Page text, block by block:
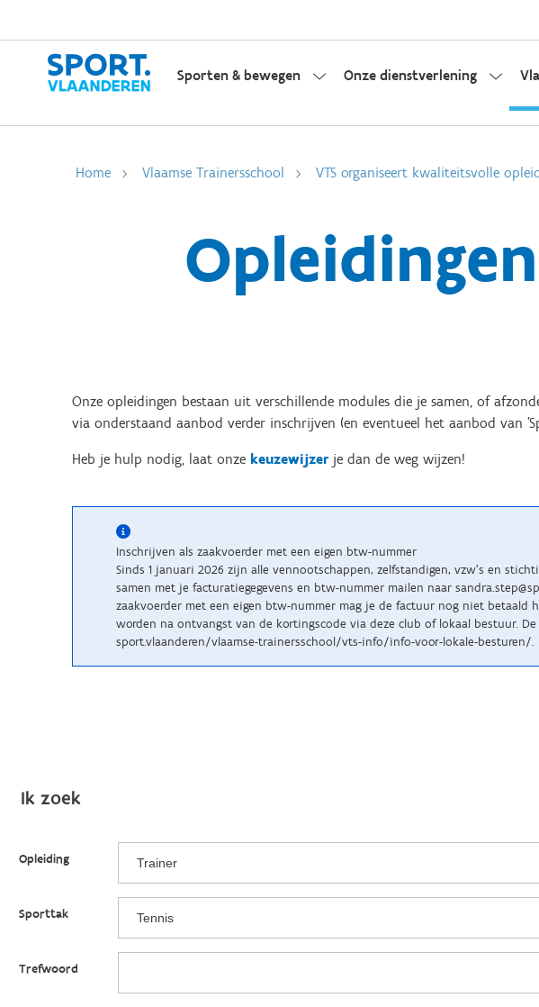
Sporten & bewegen Onze dienstverlening
Home Vlaamse Trainersschool VTS organiseert kwaliteitsvolle
Onze opleidingen bestaan uit verschillende modules die je samen, of
via onderstaand aanbod verder inschrijven (en eventueel het aanbod van
Heb je hulp nodig, laat onze keuzewijzerje dan de weg wijzen!
Inschrijven als zaakvoerder met een eigen btw-nummer
Sinds 1 januari 2026 zijn alle vennootschappen, zelfstandigen, vzw’s en
samen met je facturatiegegevens en btw-nummer mailen naar
zaakvoerder met een eigen btw-nummer mag je de factuur nog niet
worden na ontvangst van de kortingscode via deze club of lokaal bestuur.
sport.vlaanderen/vlaamse-trainersschool/vts-info/info-voor-lokale-besturen/.